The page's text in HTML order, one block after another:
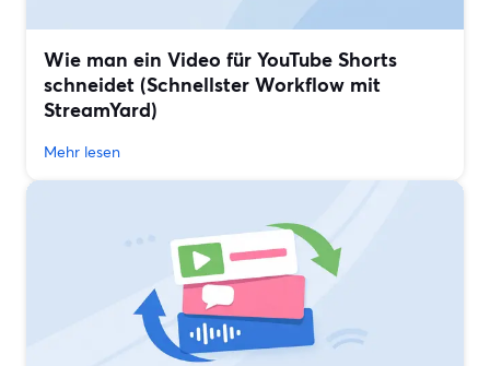
Wie man ein Video für YouTube Shorts
schneidet (Schnellster Workflow mit
StreamYard)
Mehr lesen